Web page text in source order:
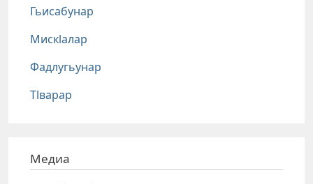
Гьисабунар
Мискlалар
Фадлугьунар
Тlварар
Медиа